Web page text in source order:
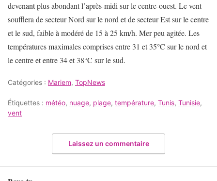
devenant plus abondant l’après-midi sur le centre-ouest. Le vent
soufflera de secteur Nord sur le nord et de secteur Est sur le centre
et le sud, faible à modéré de 15 à 25 km/h. Mer peu agitée. Les
températures maximales comprises entre 31 et 35°C sur le nord et
le centre et entre 34 et 38°C sur le sud.
Catégories : Mariem, TopNews
Étiquettes : météo, nuage, plage, température, Tunis, Tunisie,
vent
Laissez un commentaire